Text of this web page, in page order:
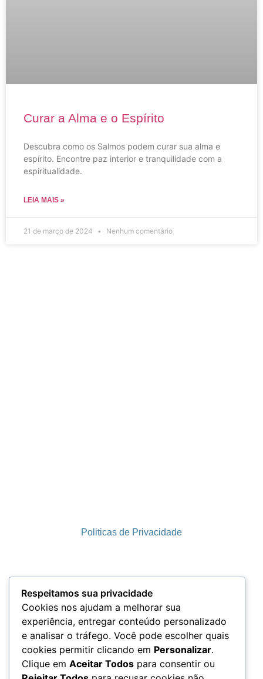
Curar a Alma e o Espírito
Descubra como os Salmos podem curar sua alma e
espírito. Encontre paz interior e tranquilidade com a
espiritualidade.
LEIA MAIS »
21 de março de 2024 Nenhum comentário
Politicas de Privacidade
Termos e Condições
LGPD
Respeitamos sua privacidade
Cookies nos ajudam a melhorar sua
experiência, entregar conteúdo personalizado
e analisar o tráfego. Você pode escolher quais
cookies permitir clicando em Personalizar.
Clique em Aceitar Todos para consentir ou